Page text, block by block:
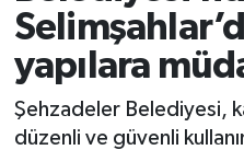
yapılara
Şehzadeler Belediyesi,
düzenli ve güvenli
Son Dakika Haberleri
Haber Arşivi